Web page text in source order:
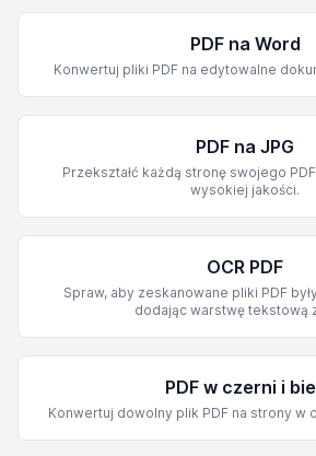
PDF na Word
Konwertuj pliki PDF na edytowalne
PDF na JPG
Przekształć każdą stronę swojego
wysokiej jakości.
OCR PDF
Spraw, aby zeskanowane pliki PDF
dodając warstwę tekstową
PDF w czerni i
Konwertuj dowolny plik PDF na strony w